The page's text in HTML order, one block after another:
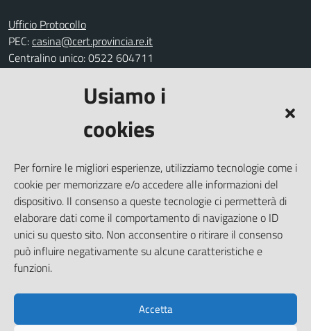
Usiamo i
cookies
Per fornire le migliori esperienze, utilizziamo tecnologie come i
cookie per memorizzare e/o accedere alle informazioni del
dispositivo. Il consenso a queste tecnologie ci permetterà di
elaborare dati come il comportamento di navigazione o ID
unici su questo sito. Non acconsentire o ritirare il consenso
può influire negativamente su alcune caratteristiche e
funzioni.
Accetta
Ufficio Protocollo
PEC:casina@cert.provincia.re.it
Centralino unico: 0522 604711
Segnalazione disservizio
Amministrazione trasparente
Informativa privacy
Note legali
Dichiarazione di accessibilità
Piano di miglioramento del sito
SEGUICI SU